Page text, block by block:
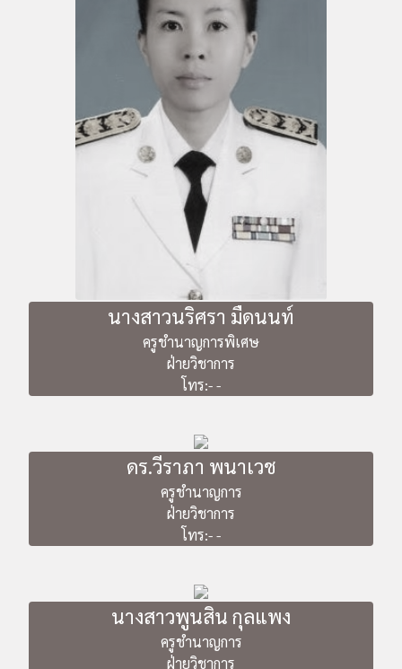
นางสาวนริศรา มืดนนท์
ครูชำนาญการพิเศษ
ฝ่ายวิชาการ
โทร:- -
ดร.วีราภา พนาเวช
ครูชำนาญการ
ฝ่ายวิชาการ
โทร:- -
นางสาวพูนสิน กุลแพง
ครูชำนาญการ
ฝ่ายวิชาการ